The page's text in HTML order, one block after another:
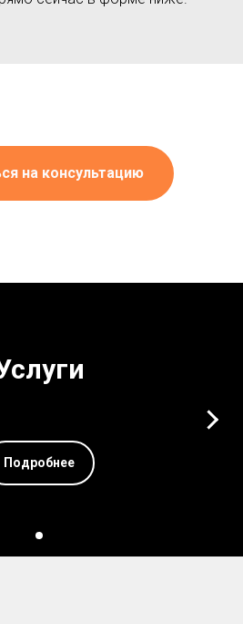
на консультацию
Подробнее